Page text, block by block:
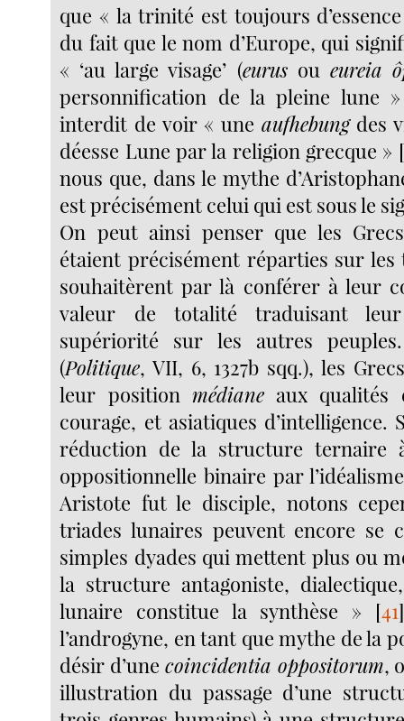
que « la trinité est toujours
du fait que le nom d’Europe, qui
« ‘au large visage’ (eurusou eureia
personnification de la pleine lune
interdit de voir « une aufhebungdes
déesse Lune par la religion grecque » [
nous que, dans le mythe
est précisément celui qui est sous le
On peut ainsi penser que les
étaient précisément réparties sur
souhaitèrent par là conférer à leur
valeur de totalité traduisant
supériorité sur les autres
(Politique, VII, 6, 1327b sqq.), les
leur position médianeaux qualités
courage, et asiatiques d’intelligence.
réduction de la structure ternaire
oppositionnelle binaire par
Aristote fut le disciple, notons
triades lunaires peuvent encore se
simples dyades qui mettent plus ou
la structure antagoniste,
lunaire constitue la synthèse » [41]
l’androgyne, en tant que mythe de la
désir d’une coincidentia oppositorum,
illustration du passage d’une